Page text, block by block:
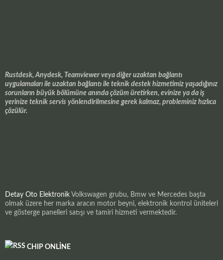
Rustdesk, Anydesk, Teamviewer veya diğer uzaktan bağlantı
uygulamaları ile uzaktan bağlantı ile teknik destek hizmetimiz yaşadığınız
sorunların büyük bölümüne anında çözüm üretirken, evinize ya da iş
yerinize teknik servis yönlendirilmesine gerek kalmaz, probleminiz hızlıca
çözülür.
Detay Oto Elektronik Volkswagen grubu, Bmw ve Mercedes başta
olmak üzere her marka aracın motor beyni, elektronik kontrol üniteleri
ve gösterge panelleri satışı ve tamiri hizmeti vermektedir.
CHIP ONLINE